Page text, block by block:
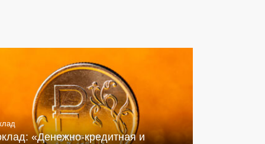
«Денежно-кредитная и